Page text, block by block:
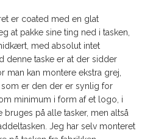
er coated med en glat
at pakke sine ting ned i tasken,
med absolut intet
denne taske er at der sidder
man kan montere ekstra grej,
som er den der er synlig for
minimum i form af et logo, i
på alle tasker, men altså
Jeg har selv monteret